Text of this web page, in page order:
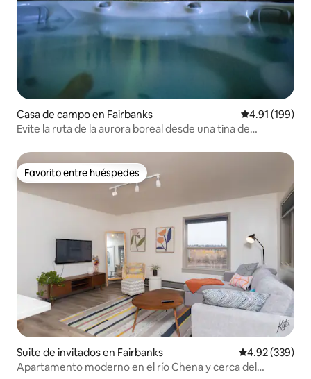
Casa de campo en Fairbanks Calificación
4.91 (199)
Evite la ruta de la aurora boreal desde una tina de
Favorito entre huéspedes
Favorito entre huéspedes
Suite de invitados en Fairbanks Calificación
4.92 (339)
Apartamento moderno en el río Chena y cerca del